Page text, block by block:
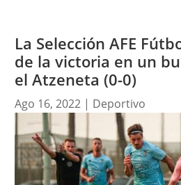
La Selección AFE
de la victoria en un
el Atzeneta (0-0)
Ago 16, 2022| Deportivo